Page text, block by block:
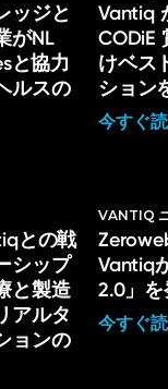
ッジと
がNL
と協力
ルスの
Vantiq
CODiE
けベス
ション
今すぐ
との戦
シップ
と製造
アルタ
ョンの
VANTIQ
Vantiq
2.0」
今すぐ